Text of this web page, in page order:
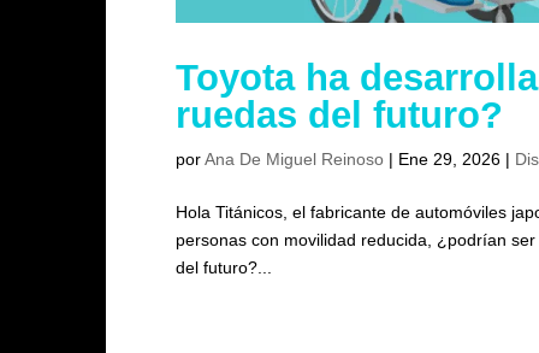
Toyota ha
ruedas del futuro?
porAna De Miguel Reinoso | Ene 29, 2026 |
Hola Titánicos, el fabricante de automóviles
personas con movilidad reducida, ¿podrían
del futuro?...